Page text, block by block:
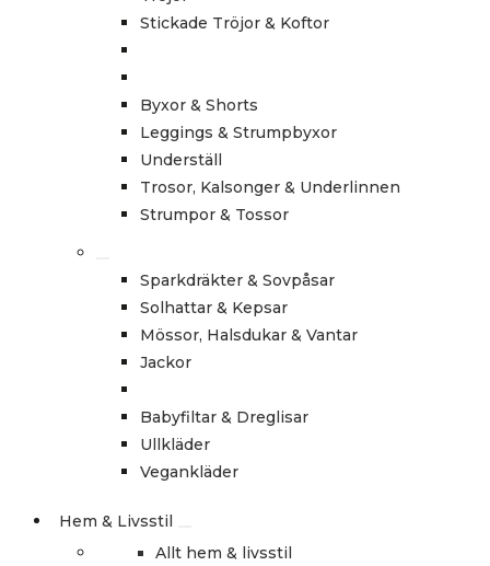
Stickade Tröjor & Koftor
Byxor & Shorts
Leggings & Strumpbyxor
Underställ
Trosor, Kalsonger & Underlinnen
Strumpor & Tossor
Sparkdräkter & Sovpåsar
Solhattar & Kepsar
Mössor, Halsdukar & Vantar
Jackor
Babyfiltar & Dreglisar
Ullkläder
Vegankläder
Hem & Livsstil
Allt hem & livsstil